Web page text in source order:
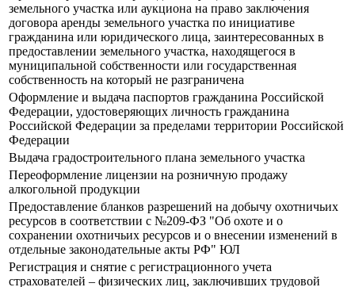
земельного участка или аукциона на право заключения
договора аренды земельного участка по инициативе
гражданина или юридического лица, заинтересованных в
предоставлении земельного участка, находящегося в
муниципальной собственности или государственная
собственность на который не разграничена
Оформление и выдача паспортов гражданина Российской
Федерации, удостоверяющих личность гражданина
Российской Федерации за пределами территории Российской
Федерации
Выдача градостроительного плана земельного участка
Переоформление лицензии на розничную продажу
алкогольной продукции
Предоставление бланков разрешений на добычу охотничьих
ресурсов в соответствии с №209-ФЗ "Об охоте и о
сохранении охотничьих ресурсов и о внесении изменений в
отдельные законодательные акты РФ" ЮЛ
Регистрация и снятие с регистрационного учета
страхователей – физических лиц, заключивших трудовой